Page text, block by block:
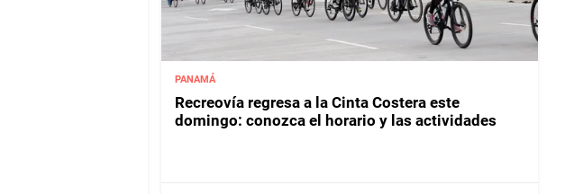
PANAMÁ
Recreovía regresa a la Cinta Costera este
domingo: conozca el horario y las actividades